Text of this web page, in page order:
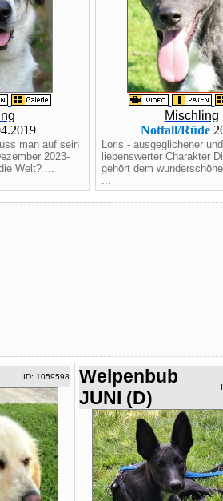
man auf sein
2023-
Welt? ...
Mischling
Notfall/Rüde
Loris - ausgeglichener und
liebenswerter Charakter
gehört dem
...
ID: 1059598
Welpenbub
JUNI (D)